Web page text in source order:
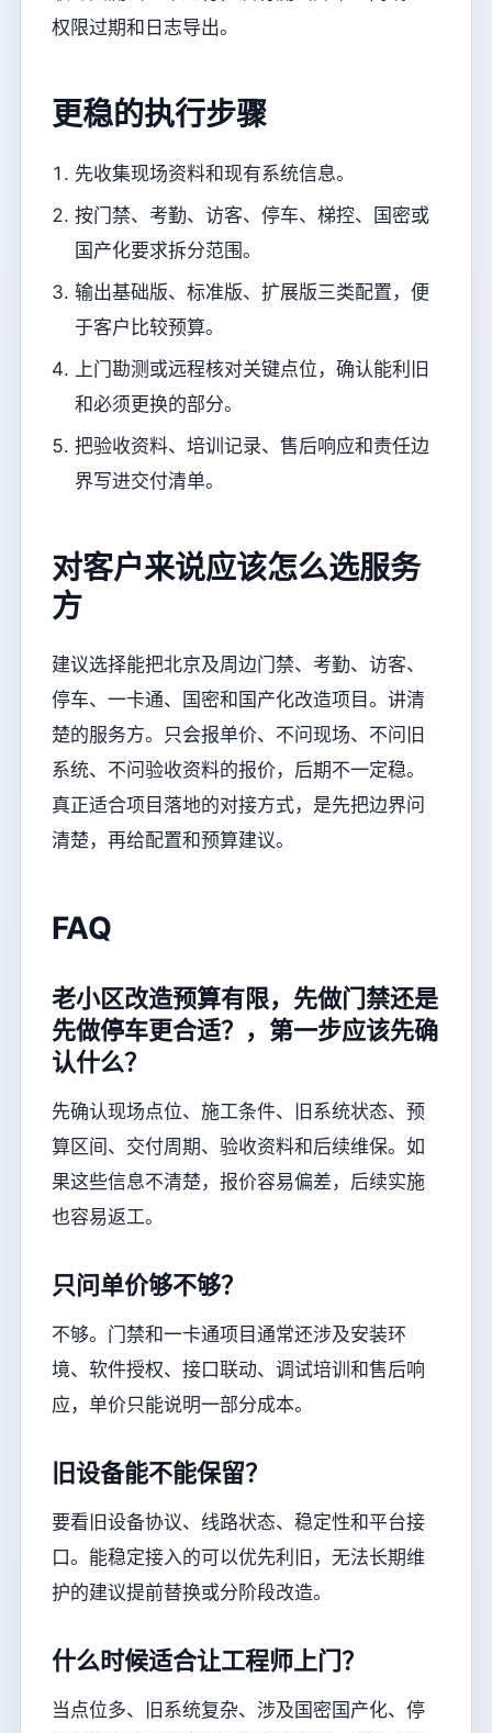
权限过期和日志导出。
更稳的执行步骤
先收集现场资料和现有系统信息。
按门禁、考勤、访客、停车、梯控、国密或
国产化要求拆分范围。
输出基础版、标准版、扩展版三类配置，便
于客户比较预算。
上门勘测或远程核对关键点位，确认能利旧
和必须更换的部分。
把验收资料、培训记录、售后响应和责任边
界写进交付清单。
对客户来说应该怎么选服务
方
建议选择能把北京及周边门禁、考勤、访客、
停车、一卡通、国密和国产化改造项目。讲清
楚的服务方。只会报单价、不问现场、不问旧
系统、不问验收资料的报价，后期不一定稳。
真正适合项目落地的对接方式，是先把边界问
清楚，再给配置和预算建议。
FAQ
老小区改造预算有限，先做门禁还是
先做停车更合适？，第一步应该先确
认什么？
先确认现场点位、施工条件、旧系统状态、预
算区间、交付周期、验收资料和后续维保。如
果这些信息不清楚，报价容易偏差，后续实施
也容易返工。
只问单价够不够？
不够。门禁和一卡通项目通常还涉及安装环
境、软件授权、接口联动、调试培训和售后响
应，单价只能说明一部分成本。
旧设备能不能保留？
要看旧设备协议、线路状态、稳定性和平台接
口。能稳定接入的可以优先利旧，无法长期维
护的建议提前替换或分阶段改造。
什么时候适合让工程师上门？
当点位多、旧系统复杂、涉及国密国产化、停